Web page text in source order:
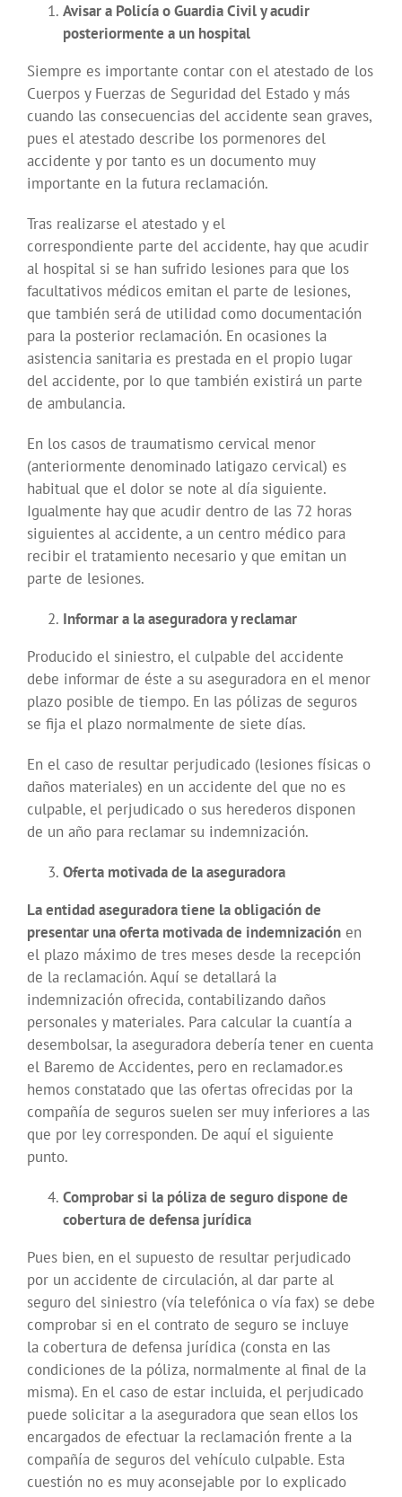
Avisar a Policía o Guardia Civil y acudir
posteriormente a un hospital
Siempre es importante contar con el atestado de los
Cuerpos y Fuerzas de Seguridad del Estado y más
cuando las consecuencias del accidente sean graves,
pues el atestado describe los pormenores del
accidente y por tanto es un documento muy
importante en la futura reclamación.
Tras realizarse el atestado y el
correspondiente parte del accidente, hay que acudir
al hospital si se han sufrido lesiones para que los
facultativos médicos emitan el parte de lesiones,
que también será de utilidad como documentación
para la posterior reclamación. En ocasiones la
asistencia sanitaria es prestada en el propio lugar
del accidente, por lo que también existirá un parte
de ambulancia.
En los casos de traumatismo cervical menor
(anteriormente denominado latigazo cervical) es
habitual que el dolor se note al día siguiente.
Igualmente hay que acudir dentro de las 72 horas
siguientes al accidente, a un centro médico para
recibir el tratamiento necesario y que emitan un
parte de lesiones.
Informar a la aseguradora y reclamar
Producido el siniestro, el culpable del accidente
debe informar de éste a su aseguradora en el menor
plazo posible de tiempo. En las pólizas de seguros
se fija el plazo normalmente de siete días.
En el caso de resultar perjudicado (lesiones físicas o
daños materiales) en un accidente del que no es
culpable, el perjudicado o sus herederos disponen
de un año para reclamar su indemnización.
Oferta motivada de la aseguradora
La entidad aseguradora tiene la obligación de
presentar una oferta motivada de indemnización en
el plazo máximo de tres meses desde la recepción
de la reclamación. Aquí se detallará la
indemnización ofrecida, contabilizando daños
personales y materiales. Para calcular la cuantía a
desembolsar, la aseguradora debería tener en cuenta
el Baremo de Accidentes, pero en reclamador.es
hemos constatado que las ofertas ofrecidas por la
compañía de seguros suelen ser muy inferiores a las
que por ley corresponden. De aquí el siguiente
punto.
Comprobar si la póliza de seguro dispone de
cobertura de defensa jurídica
Pues bien, en el supuesto de resultar perjudicado
por un accidente de circulación, al dar parte al
seguro del siniestro (vía telefónica o vía fax) se debe
comprobar si en el contrato de seguro se incluye
la cobertura de defensa jurídica (consta en las
condiciones de la póliza, normalmente al final de la
misma). En el caso de estar incluida, el perjudicado
puede solicitar a la aseguradora que sean ellos los
encargados de efectuar la reclamación frente a la
compañía de seguros del vehículo culpable. Esta
cuestión no es muy aconsejable por lo explicado